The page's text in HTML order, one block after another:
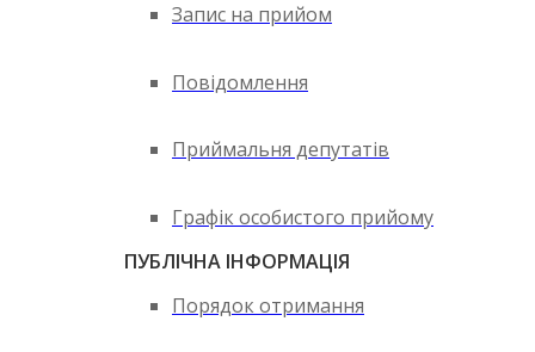
Запис на прийом
Повідомлення
Приймальня депутатів
Графік особистого прийому
ПУБЛІЧНА ІНФОРМАЦІЯ
Порядок отримання